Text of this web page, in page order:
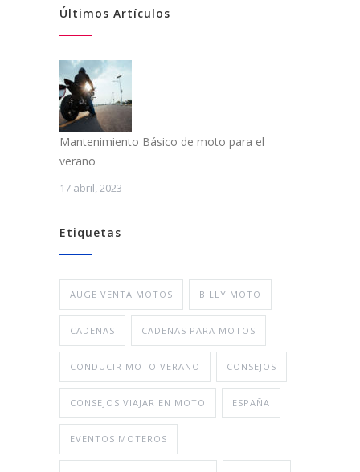
Últimos Artículos
Mantenimiento Básico de moto para el
verano
17 abril, 2023
Etiquetas
AUGE VENTA MOTOS BILLY MOTO
CADENAS CADENAS PARA MOTOS
CONDUCIR MOTO VERANO CONSEJOS
CONSEJOS VIAJAR EN MOTO ESPAÑA
EVENTOS MOTEROS